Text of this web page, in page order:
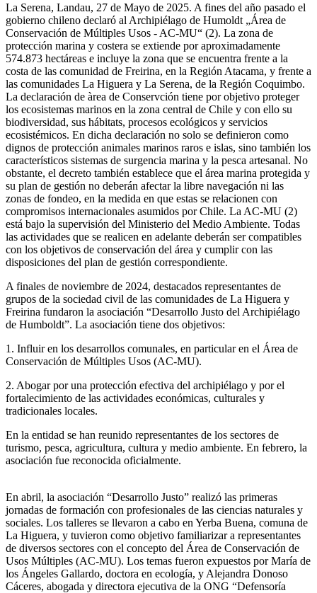
La Serena, Landau, 27 de Mayo de 2025. A fines del año pasado el
gobierno chileno declaró al Archipiélago de Humoldt „Área de
Conservación de Múltiples Usos - AC-MU“ (2). La zona de
protección marina y costera se extiende por aproximadamente
574.873 hectáreas e incluye la zona que se encuentra frente a la
costa de las comunidad de Freirina, en la Región Atacama, y frente a
las comunidades La Higuera y La Serena, de la Región Coquimbo.
La declaración de àrea de Conservción tiene por objetivo proteger
los ecosistemas marinos en la zona central de Chile y con ello su
biodiversidad, sus hábitats, procesos ecológicos y servicios
ecosistémicos. En dicha declaración no solo se definieron como
dignos de protección animales marinos raros e islas, sino también los
característicos sistemas de surgencia marina y la pesca artesanal. No
obstante, el decreto también establece que el área marina protegida y
su plan de gestión no deberán afectar la libre navegación ni las
zonas de fondeo, en la medida en que estas se relacionen con
compromisos internacionales asumidos por Chile. La AC-MU (2)
está bajo la supervisión del Ministerio del Medio Ambiente. Todas
las actividades que se realicen en adelante deberán ser compatibles
con los objetivos de conservación del área y cumplir con las
disposiciones del plan de gestión correspondiente.
A finales de noviembre de 2024, destacados representantes de
grupos de la sociedad civil de las comunidades de La Higuera y
Freirina fundaron la asociación “Desarrollo Justo del Archipiélago
de Humboldt”. La asociación tiene dos objetivos:
1. Influir en los desarrollos comunales, en particular en el Área de
Conservación de Múltiples Usos (AC-MU).
2. Abogar por una protección efectiva del archipiélago y por el
fortalecimiento de las actividades económicas, culturales y
tradicionales locales.
En la entidad se han reunido representantes de los sectores de
turismo, pesca, agricultura, cultura y medio ambiente. En febrero, la
asociación fue reconocida oficialmente.
En abril, la asociación “Desarrollo Justo” realizó las primeras
jornadas de formación con profesionales de las ciencias naturales y
sociales. Los talleres se llevaron a cabo en Yerba Buena, comuna de
La Higuera, y tuvieron como objetivo familiarizar a representantes
de diversos sectores con el concepto del Área de Conservación de
Usos Múltiples (AC-MU). Los temas fueron expuestos por María de
los Ángeles Gallardo, doctora en ecología, y Alejandra Donoso
Cáceres, abogada y directora ejecutiva de la ONG “Defensoría